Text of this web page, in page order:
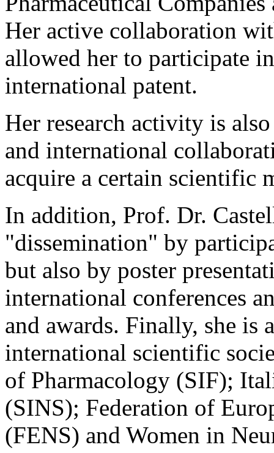
Her active collaboration
allowed her to participate
international patent.
Her research activity is
and international
acquire a certain scientific
In addition, Prof. Dr.
"dissemination" by
but also by poster
international conferences
and awards. Finally, she is
international scientific
of Pharmacology (SIF);
(SINS); Federation of
(FENS) and Women in